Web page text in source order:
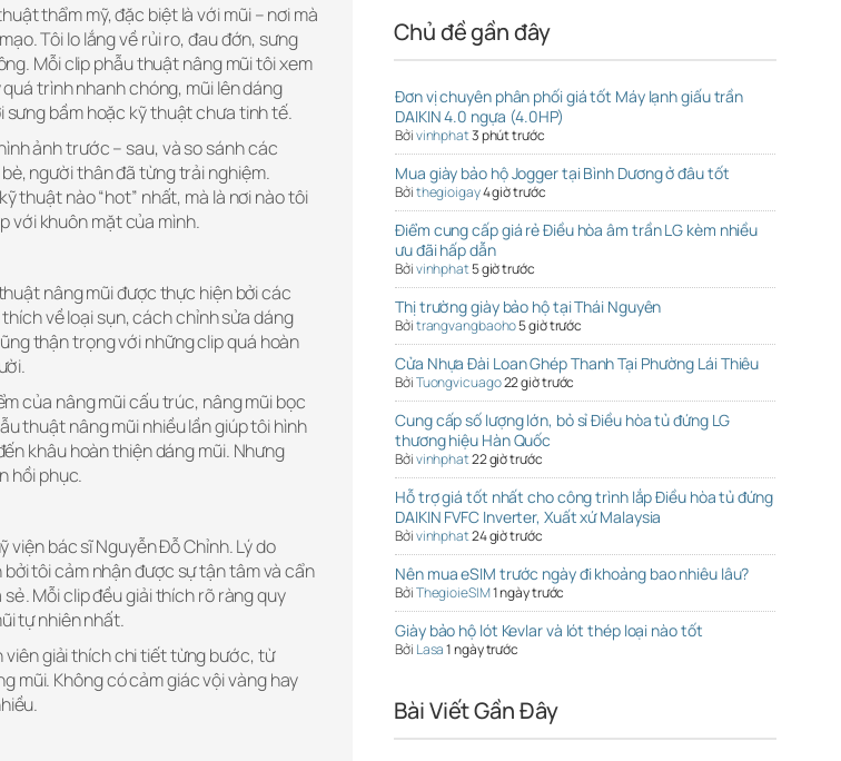
thẩm mỹ, đặc biệt là với mũi – nơi mà
Tôi lo lắng về rủi ro, đau đớn, sưng
Mỗi clip phẫu thuật nâng mũi tôi xem
trình nhanh chóng, mũi lên dáng
sưng bầm hoặc kỹ thuật chưa tinh tế.
ảnh trước – sau, và so sánh các
người thân đã từng trải nghiệm.
thuật nào “hot” nhất, mà là nơi nào tôi
với khuôn mặt của mình.
nâng mũi được thực hiện bởi các
về loại sụn, cách chỉnh sửa dáng
thận trọng với những clip quá hoàn
của nâng mũi cấu trúc, nâng mũi bọc
thuật nâng mũi nhiều lần giúp tôi hình
khâu hoàn thiện dáng mũi. Nhưng
hồi phục.
viện bác sĩ Nguyễn Đỗ Chỉnh. Lý do
tôi cảm nhận được sự tận tâm và cẩn
Mỗi clip đều giải thích rõ ràng quy
tự nhiên nhất.
viên giải thích chi tiết từng bước, từ
mũi. Không có cảm giác vội vàng hay
Chủ đề gần đây
Đơn vị chuyên phân phối giá tốt Máy lạnh giấu trần
DAIKIN 4.0 ngựa (4.0HP)
Bởivinhphat3 phút trước
Mua giày bảo hộ Jogger tại Bình Dương ở đâu tốt
Bởithegioigay4 giờ trước
Điểm cung cấp giá rẻ Điều hòa âm trần LG kèm nhiều
ưu đãi hấp dẫn
Bởivinhphat5 giờ trước
Thị trường giày bảo hộ tại Thái Nguyên
Bởitrangvangbaoho5 giờ trước
Cửa Nhựa Đài Loan Ghép Thanh Tại Phường Lái Thiêu
BởiTuongvicuago22 giờ trước
Cung cấp số lượng lớn, bỏ sỉ Điều hòa tủ đứng LG
thương hiệu Hàn Quốc
Bởivinhphat22 giờ trước
Hỗ trợ giá tốt nhất cho công trình lắp Điều hòa tủ đứng
DAIKIN FVFC Inverter, Xuất xứ Malaysia
Bởivinhphat24 giờ trước
Nên mua eSIM trước ngày đi khoảng bao nhiêu lâu?
BởiThegioieSIM1 ngày trước
Giày bảo hộ lót Kevlar và lót thép loại nào tốt
Bởi Lasa1 ngày trước
Bài Viết Gần Đây